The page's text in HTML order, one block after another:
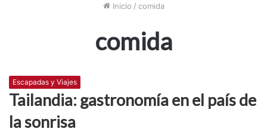
Inicio / comida
comida
Escapadas y Viajes
Tailandia: gastronomía en el país de
la sonrisa